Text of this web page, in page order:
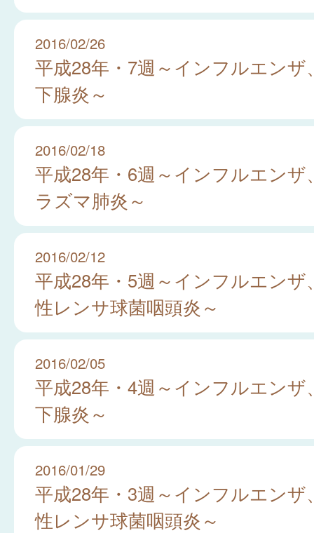
2016/02/26
平成28年・7週～インフルエンザ
下腺炎～
2016/02/18
平成28年・6週～インフルエン
ラズマ肺炎～
2016/02/12
平成28年・5週～インフルエンザ
性レンサ球菌咽頭炎～
2016/02/05
平成28年・4週～インフルエンザ
下腺炎～
2016/01/29
平成28年・3週～インフルエンザ
性レンサ球菌咽頭炎～